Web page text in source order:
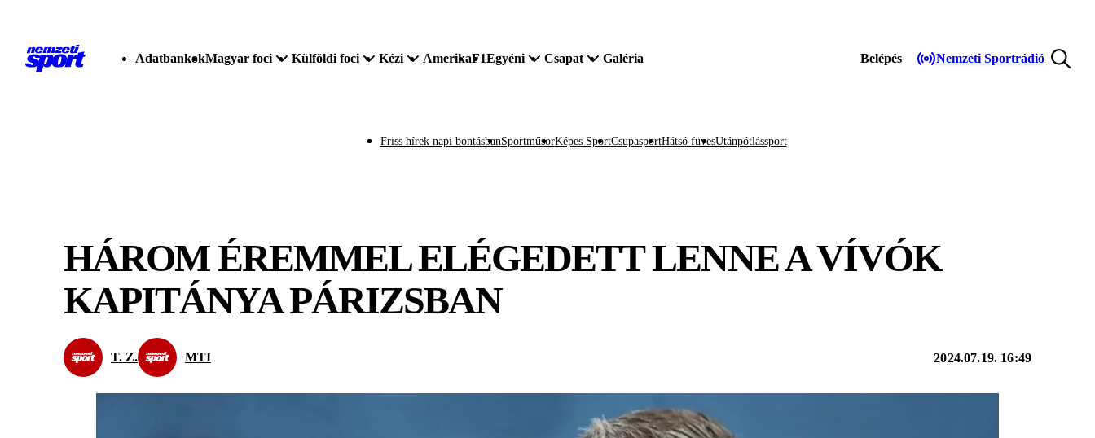
AdatbankokMagyar foci Külföldi foci Kézi AmerikaF1Egyéni Csapat Galéria Belépés Nemzeti Sportrádió
Friss hírek napi bontásbanSportműsorKépes SportCsupasportHátsó füvesUtánpótlássport
HÁROM ÉREMMEL ELÉGEDETT LENNE A VÍVÓK
KAPITÁNYA PÁRIZSBAN
T. Z. MTI 2024.07.19. 16:49